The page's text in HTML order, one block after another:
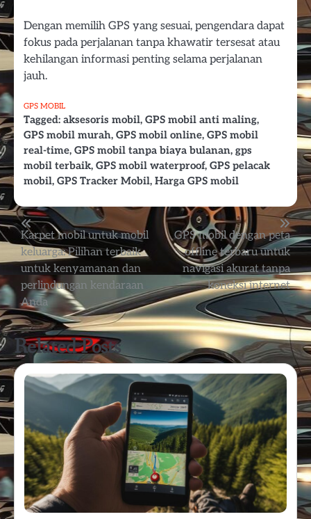
Dengan memilih GPS yang sesuai, pengendara dapat
fokus pada perjalanan tanpa khawatir tersesat atau
kehilangan informasi penting selama perjalanan
jauh.
GPS MOBIL
Tagged: aksesoris mobil, GPS mobil anti maling,
GPS mobil murah, GPS mobil online, GPS mobil
real-time, GPS mobil tanpa biaya bulanan, gps
mobil terbaik, GPS mobil waterproof, GPS pelacak
mobil, GPS Tracker Mobil, Harga GPS mobil
Post
navigation
Karpet mobil untuk mobil
keluarga: Pilihan terbaik
untuk kenyamanan dan
perlindungan kendaraan
Anda
GPS mobil dengan peta
offline terbaru untuk
navigasi akurat tanpa
koneksi internet
Related Posts